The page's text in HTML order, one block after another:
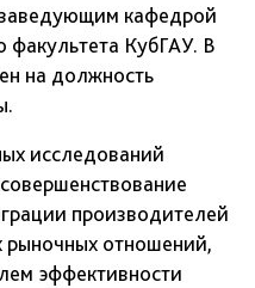
заведующим кафедрой
факультета КубГАУ. В
на должность
исследований
производителей
рыночных отношений,
эффективности